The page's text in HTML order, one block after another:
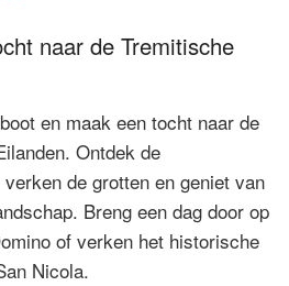
naar de Tremitische
en maak een tocht naar de
Ontdek de
de grotten en geniet van
Breng een dag door op
of verken het historische
Nicola.